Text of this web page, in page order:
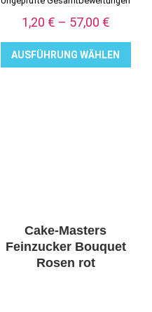
1,20 € – 57,00 €
AUSFÜHRUNG WÄHLEN
auf
Cake-Masters
Feinzucker Bouquet
Rosen rot